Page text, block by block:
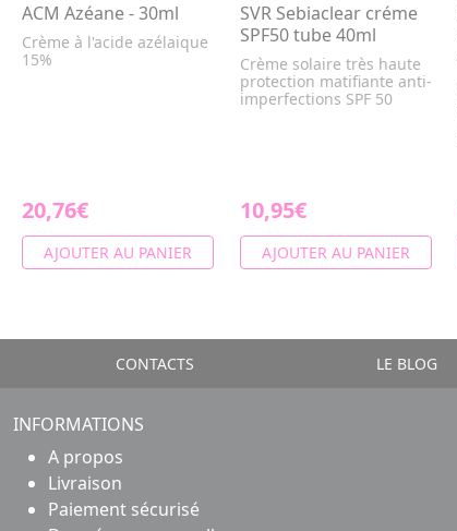
ACM Azéane - 30ml
Crème à l'acide azélaique
15%
20,76€
AJOUTER AU PANIER
SVR Sebiaclear créme
SPF50 tube 40ml
Crème solaire très haute
protection matifiante anti-
imperfections SPF 50
10,95€
AJOUTER AU PANIER
CONTACTS LE BLOG
INFORMATIONS
A propos
Livraison
Paiement sécurisé